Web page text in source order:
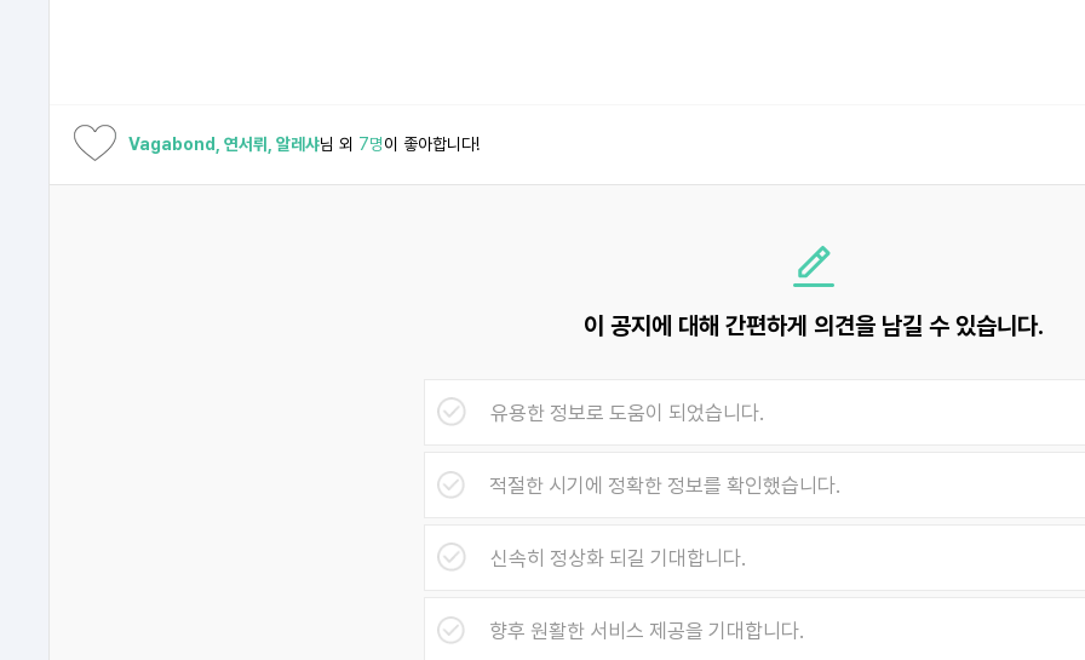
Vagabond, 연서뤼, 알레샤님 외 7명이 좋아합니다!
이 공지에 대해 간편하게 의견을 남길 수 있습니다.